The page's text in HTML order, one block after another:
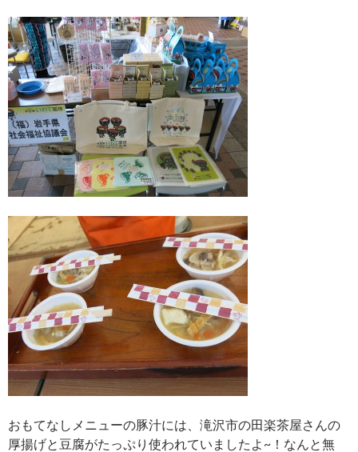
おもてなしメニューの豚汁には、滝沢市の田楽茶屋さんの
厚揚げと豆腐がたっぷり使われていましたよ~！なんと無